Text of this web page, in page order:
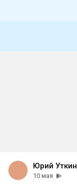
Юрий Уткин
10 мая